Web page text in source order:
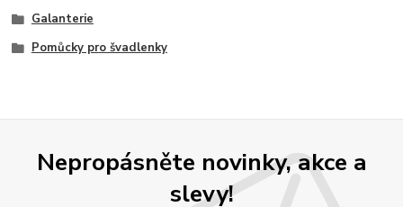
Galanterie
Pomůcky pro švadlenky
Nepropásněte novinky, akce a
slevy!